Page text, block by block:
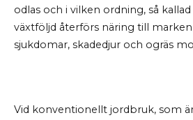
odlas och i vilken ordning, så
växtföljd återförs näring till
sjukdomar, skadedjur och ogräs
Vid konventionellt jordbruk, som